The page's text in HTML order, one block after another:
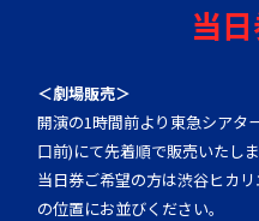
当
＜劇場販売＞
開演の1時間前より東急シアタ
口前)にて先着順で販売いたしま
当日券ご希望の方は渋谷ヒカ
の位置にお並びください。